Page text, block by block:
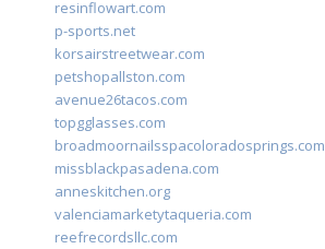
resinflowart.com
p-sports.net
korsairstreetwear.com
petshopallston.com
avenue26tacos.com
topgglasses.com
broadmoornailsspacoloradosprings.com
missblackpasadena.com
anneskitchen.org
valenciamarketytaqueria.com
reefrecordsllc.com